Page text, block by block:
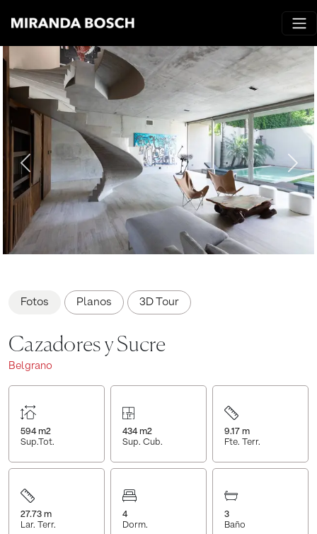
Fotos Planos 3D Tour
Cazadores y Sucre
Belgrano
594m2
Sup.Tot.
434m2
Sup. Cub.
9.17 m
Fte. Terr.
27.73 m
Lar. Terr.
4
Dorm.
3
Baño